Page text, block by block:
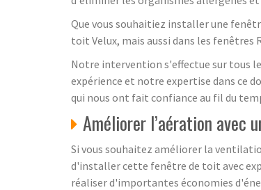
Que vous souhaitiez installer une
toit Velux, mais aussi dans les fenêtres
Notre intervention s'effectue sur tous
expérience et notre expertise dans ce
qui nous ont fait confiance au fil du
Améliorer l’aération avec
Si vous souhaitez améliorer la
d'installer cette fenêtre de toit avec
réaliser d'importantes économies